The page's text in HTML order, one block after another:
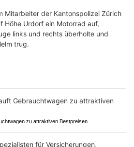
Mitarbeiter der Kantonspolizei Zürich
Höhe Urdorf ein Motorrad auf,
links und rechts überholte und
trug.
zu attraktiven Bestpreisen